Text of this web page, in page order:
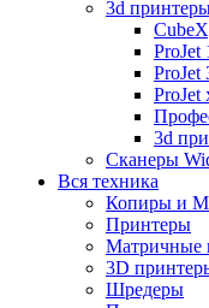
3d
ProJet
ProJet
ProJet
3d
Сканеры
Вся техника
Копиры и
Принтеры
Матричные
3D
Шредеры